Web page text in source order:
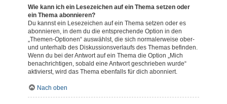
Wie kann ich ein Lesezeichen auf ein Thema setzen oder
ein Thema abonnieren?
Du kannst ein Lesezeichen auf ein Thema setzen oder es
abonnieren, in dem du die entsprechende Option in den
„Themen-Optionen“ auswählst, die sich normalerweise ober-
und unterhalb des Diskussionsverlaufs des Themas befinden.
Wenn du bei der Antwort auf ein Thema die Option „Mich
benachrichtigen, sobald eine Antwort geschrieben wurde“
aktivierst, wird das Thema ebenfalls für dich abonniert.
Nach oben